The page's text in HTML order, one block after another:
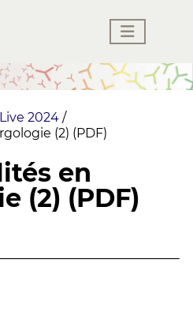
2024 /
(2) (PDF)
en
(2) (PDF)